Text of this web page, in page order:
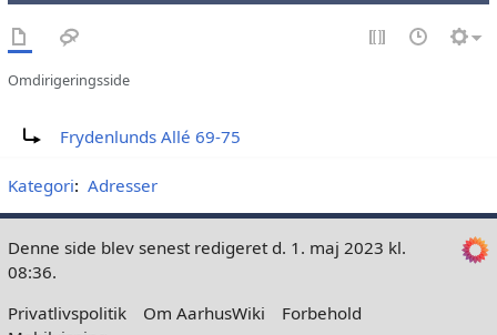
Omdirigeringsside
Frydenlunds Allé 69-75
Kategori: Adresser
Denne side blev senest redigeret d. 1. maj 2023 kl.
08:36.
Privatlivspolitik
Om AarhusWiki
Forbehold